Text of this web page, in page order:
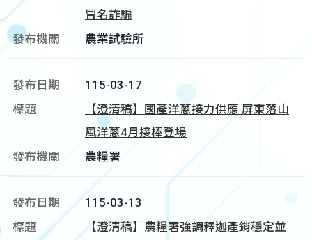
冒名詐騙
農業試驗所
115-03-17
【澄清稿】國產洋蔥接力供應 屏東落山
風洋蔥4月接棒登場
農糧署
115-03-13
【澄清稿】農糧署強調釋迦產銷穩定並